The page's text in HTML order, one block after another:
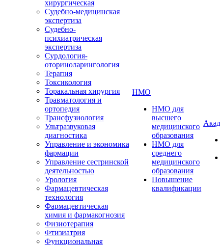
хирургическая
Судебно-медицинская
экспертиза
Судебно-
психиатрическая
экспертиза
Сурдология-
оториноларингология
Терапия
Токсикология
Торакальная хирургия
Травматология и
ортопедия
Трансфузиология
Ультразвуковая
диагностика
Управление и экономика
фармации
Управление сестринской
деятельностью
Урология
Фармацевтическая
технология
Фармацевтическая
химия и фармакогнозия
Физиотерапия
Фтизиатрия
Функциональная
НМО
НМО для
высшего
медицинского
образования
НМО для
среднего
медицинского
образования
Повышение
квалификации